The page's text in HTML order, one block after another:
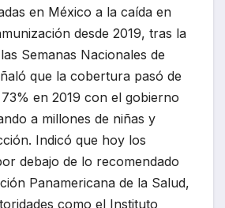
en México a la caída en
desde 2019, tras la
Semanas Nacionales de
que la cobertura pasó de
en 2019 con el gobierno
a millones de niñas y
Indicó que hoy los
debajo de lo recomendado
Panamericana de la Salud,
como el Instituto